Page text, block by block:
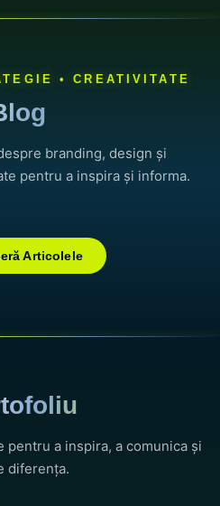
• CREATIVITATE
branding, design și
pentru a inspira și informa.
Articolele
pentru a inspira, a comunica și
diferența.